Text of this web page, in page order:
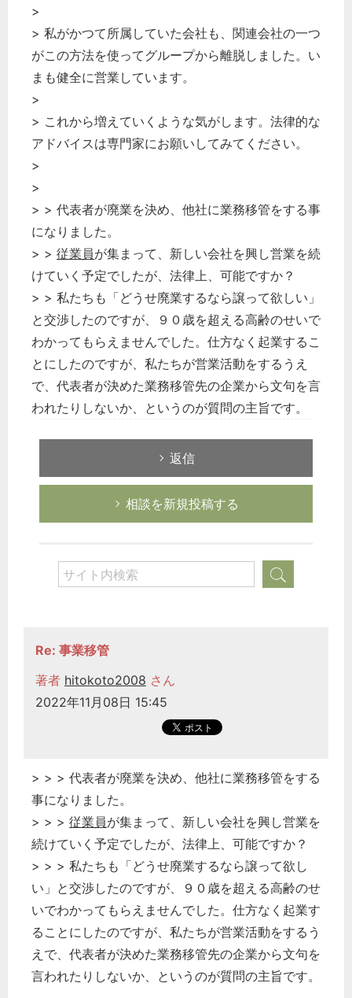
>
> 私がかつて所属していた会社も、関連会社の一つ
がこの方法を使ってグループから離脱しました。い
まも健全に営業しています。
>
> これから増えていくような気がします。法律的な
アドバイスは専門家にお願いしてみてください。
>
>
> > 代表者が廃業を決め、他社に業務移管をする事
になりました。
> > 従業員が集まって、新しい会社を興し営業を続
けていく予定でしたが、法律上、可能ですか？
> > 私たちも「どうせ廃業するなら譲って欲しい」
と交渉したのですが、９０歳を超える高齢のせいで
わかってもらえませんでした。仕方なく起業するこ
とにしたのですが、私たちが営業活動をするうえ
で、代表者が決めた業務移管先の企業から文句を言
われたりしないか、というのが質問の主旨です。
返信
相談を新規投稿する
Re: 事業移管
著者 hitokoto2008 さん
2022年11月08日 15:45
> > > 代表者が廃業を決め、他社に業務移管をする
事になりました。
> > > 従業員が集まって、新しい会社を興し営業を
続けていく予定でしたが、法律上、可能ですか？
> > > 私たちも「どうせ廃業するなら譲って欲し
い」と交渉したのですが、９０歳を超える高齢のせ
いでわかってもらえませんでした。仕方なく起業す
ることにしたのですが、私たちが営業活動をするう
えで、代表者が決めた業務移管先の企業から文句を
言われたりしないか、というのが質問の主旨です。